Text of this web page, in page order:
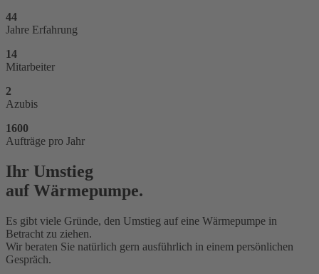
44
Jahre Erfahrung
14
Mitarbeiter
2
Azubis
1600
Aufträge pro Jahr
Ihr Umstieg
auf Wärmepumpe.
Es gibt viele Gründe, den Umstieg auf eine Wärmepumpe in
Betracht zu ziehen.
Wir beraten Sie natürlich gern ausführlich in einem persönlichen
Gespräch.